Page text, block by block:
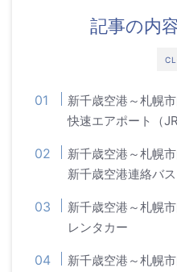
記事の内
新千歳空港～札幌
快速エアポート（JR
新千歳空港～札幌
新千歳空港連絡バ
新千歳空港～札幌
レンタカー
新千歳空港～札幌